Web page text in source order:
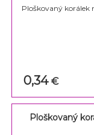
Ploškovaný korálek
0,34€
Ploškovaný